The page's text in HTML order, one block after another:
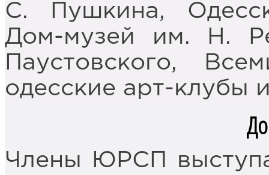
С. Пушкина,
Дом-музей им. Н.
Паустовского,
одесские арт-клубы
Члены ЮРСП